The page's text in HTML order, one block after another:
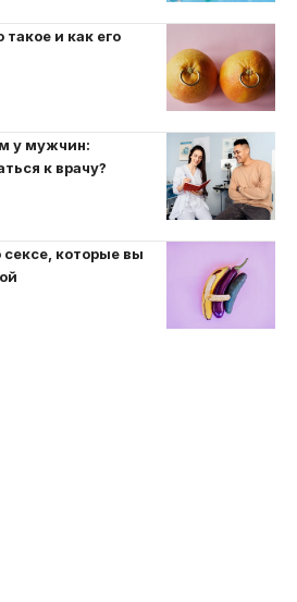
такое и как его
у мужчин:
к врачу?
которые вы